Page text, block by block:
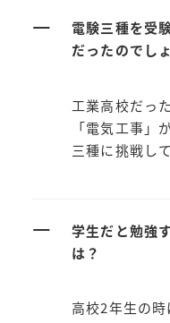
ー
電験三種を受
だったのでし
工業高校だっ
「電気工事」
三種に挑戦し
ー
学生だと勉強
は？
高校2年生の